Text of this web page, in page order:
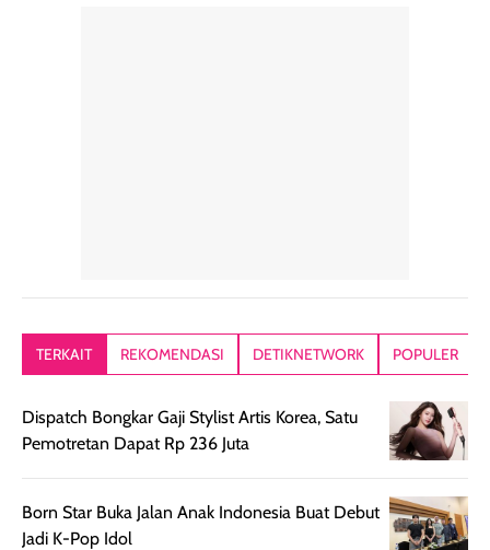
TERKAIT REKOMENDASI DETIKNETWORK POPULER
Dispatch Bongkar Gaji Stylist Artis Korea, Satu
Pemotretan Dapat Rp 236 Juta
Born Star Buka Jalan Anak Indonesia Buat Debut
Jadi K-Pop Idol